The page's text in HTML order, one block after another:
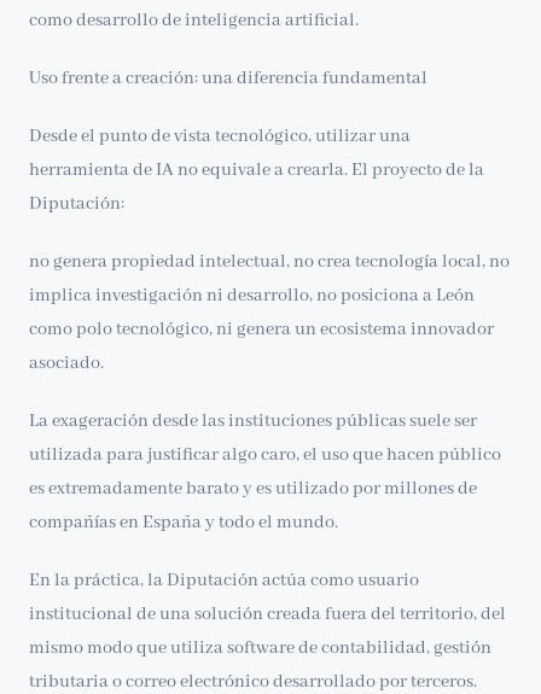
como desarrollo de inteligencia artificial.
Uso frente a creación: una diferencia fundamental
Desde el punto de vista tecnológico, utilizar una
herramienta de IA no equivale a crearla. El proyecto de la
Diputación:
no genera propiedad intelectual, no crea tecnología local, no
implica investigación ni desarrollo, no posiciona a León
como polo tecnológico, ni genera un ecosistema innovador
asociado.
La exageración desde las instituciones públicas suele ser
utilizada para justificar algo caro, el uso que hacen público
es extremadamente barato y es utilizado por millones de
compañías en España y todo el mundo.
En la práctica, la Diputación actúa como usuario
institucional de una solución creada fuera del territorio, del
mismo modo que utiliza software de contabilidad, gestión
tributaria o correo electrónico desarrollado por terceros.